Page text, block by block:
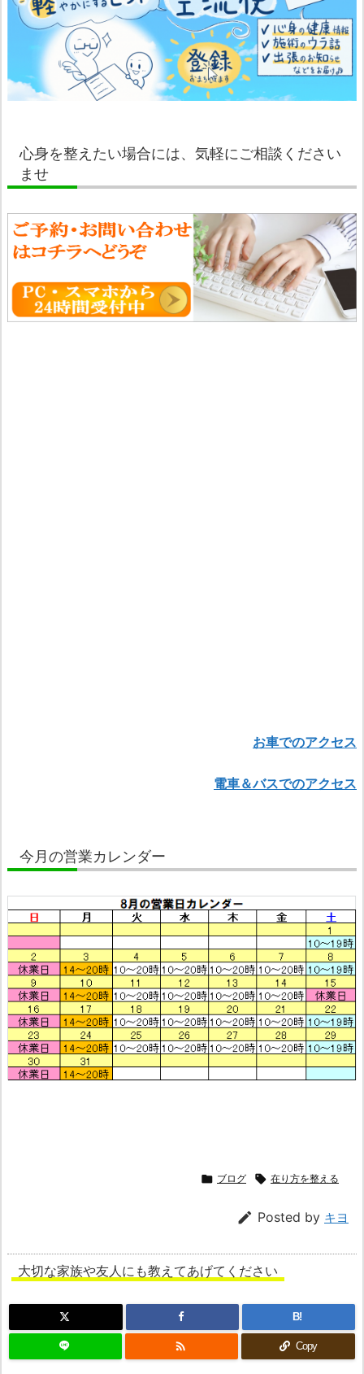
心身を整えたい場合には、気軽にご相談ください
ませ
お車でのアクセス
電車＆バスでのアクセス
今月の営業カレンダー
 ブログ  在り方を整える
 Posted by キヨ
大切な家族や友人にも教えてあげてください
B!
 Copy